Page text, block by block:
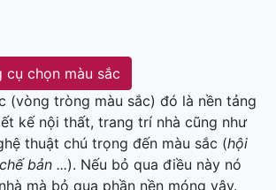
cụ chọn màu sắc
(vòng tròng màu sắc) đó là nền tảng
kế nội thất, trang trí nhà cũng như
thuật chú trọng đến màu sắc (hội
bản ...). Nếu bỏ qua điều này nó
mà bỏ qua phần nền móng vậy.